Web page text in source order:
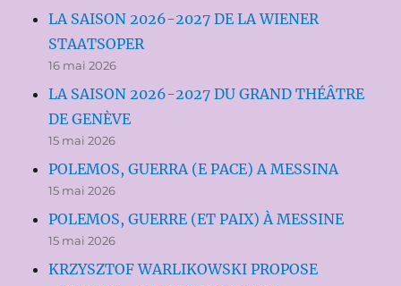
LA SAISON 2026-2027 DE LA WIENER
STAATSOPER
16 mai 2026
LA SAISON 2026-2027 DU GRAND THÉÂTRE
DE GENÈVE
15 mai 2026
POLEMOS, GUERRA (E PACE) A MESSINA
15 mai 2026
POLEMOS, GUERRE (ET PAIX) À MESSINE
15 mai 2026
KRZYSZTOF WARLIKOWSKI PROPOSE